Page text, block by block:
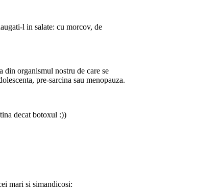
l in salate: cu morcov, de
din organismul nostru de care se
pre-sarcina sau menopauza.
decat botoxul :))
mari si simandicosi: